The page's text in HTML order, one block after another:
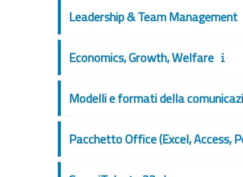
Leadership & Team Management
Economics, Growth, Welfare
Modelli e formati della
Pacchetto Office (Excel, Access,